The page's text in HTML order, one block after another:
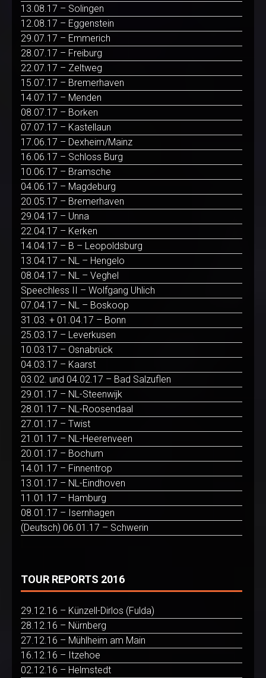
13.08.17 – Solingen
12.08.17 – Eggenstein
29.07.17 – Emmerich
28.07.17 – Freiburg
22.07.17 – Zeltweg
15.07.17 – Bremerhaven
14.07.17 – Menden
08.07.17 – Borken
07.07.17 – Kastellaun
17.06.17 – Dexheim/Mainz
16.06.17 – Schloss Burg
10.06.17 – Bramsche
04.06.17 – Magdeburg
20.05.17 – Bremerhaven
29.04.17 – Unna
22.04.17 – Kerken
14.04.17 – B – Leopoldsburg
13.04.17 – NL – Hengelo
08.04.17 – NL – Veghel
Speechless II – Wolfgang Uhlich
07.04.17 – NL – Boskoop
31.03. + 01.04.17 – Bonn
25.03.17 – Leverkusen
10.03.17 – Osnabrück
04.03.17 – Kaarst
03.02. und 04.02.17 – Bad Salzuflen
29.01.17 – NL-Steenwijk
28.01.17 – NL-Roosendaal
27.01.17 – Twist
21.01.17 – NL-Heerenveen
20.01.17 – Bochum
14.01.17 – Finnentrop
13.01.17 – NL-Eindhoven
11.01.17 – Hamburg
08.01.17 – Isernhagen
(Deutsch) 06.01.17 – Schwerin
TOUR REPORTS 2016
29.12.16 – Künzell-Dirlos (Fulda)
28.12.16 – Nürnberg
27.12.16 – Mühlheim am Main
16.12.16 – Itzehoe
02.12.16 – Helmstedt